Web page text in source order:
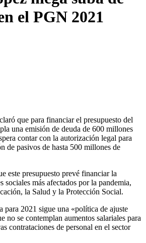
el PGN 2021
que para financiar el presupuesto del
una emisión de deuda de 600 millones
contar con la autorización legal para
de pasivos de hasta 500 millones de
este presupuesto prevé financiar la
sociales más afectados por la pandemia,
la Salud y la Protección Social.
para 2021 sigue una «política de ajuste
no se contemplan aumentos salariales para
contrataciones de personal en el sector